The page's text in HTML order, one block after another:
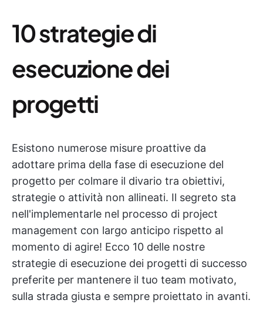
10 strategie di
esecuzione dei
progetti
Esistono numerose misure proattive da
adottare prima della fase di esecuzione del
progetto per colmare il divario tra obiettivi,
strategie o attività non allineati. Il segreto sta
nell'implementarle nel processo di project
management con largo anticipo rispetto al
momento di agire! Ecco 10 delle nostre
strategie di esecuzione dei progetti di successo
preferite per mantenere il tuo team motivato,
sulla strada giusta e sempre proiettato in avanti.